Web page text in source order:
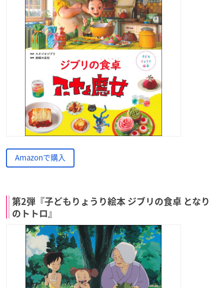
Amazonで購入
第2弾『子どもりょうり絵本 ジブリの食卓 となり
のトトロ』